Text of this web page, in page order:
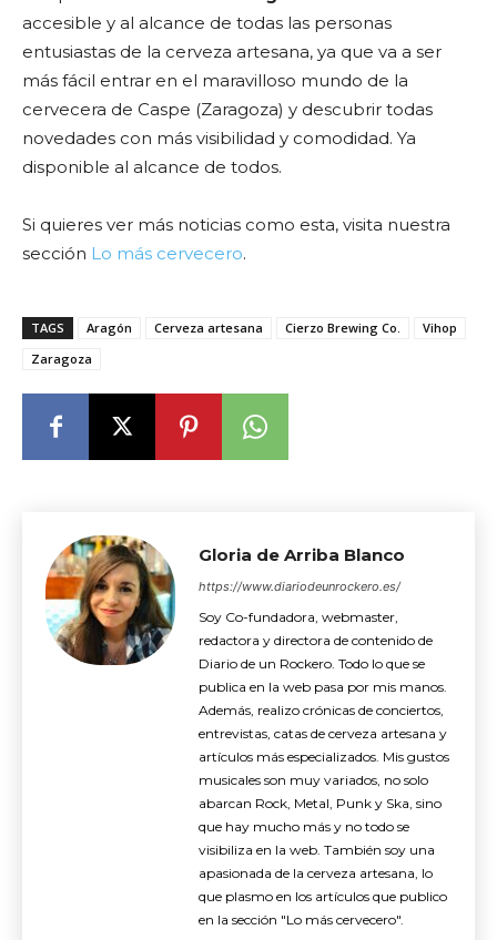
accesible y al alcance de todas las personas
entusiastas de la cerveza artesana, ya que va a ser
más fácil entrar en el maravilloso mundo de la
cervecera de Caspe (Zaragoza) y descubrir todas
novedades con más visibilidad y comodidad. Ya
disponible al alcance de todos.
Si quieres ver más noticias como esta, visita nuestra
sección Lo más cervecero.
TAGS Aragón Cerveza artesana Cierzo Brewing Co.
Vihop
Zaragoza
Gloria de Arriba Blanco
https://www.diariodeunrockero.es/
Soy Co-fundadora, webmaster,
redactora y directora de contenido de
Diario de un Rockero. Todo lo que se
publica en la web pasa por mis manos.
Además, realizo crónicas de conciertos,
entrevistas, catas de cerveza artesana y
artículos más especializados. Mis gustos
musicales son muy variados, no solo
abarcan Rock, Metal, Punk y Ska, sino
que hay mucho más y no todo se
visibiliza en la web. También soy una
apasionada de la cerveza artesana, lo
que plasmo en los artículos que publico
en la sección "Lo más cervecero".